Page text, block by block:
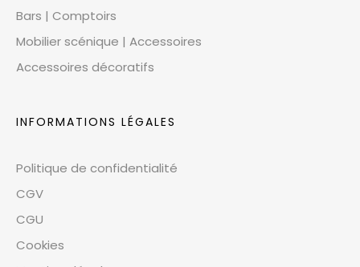
Bars | Comptoirs
Mobilier scénique | Accessoires
Accessoires décoratifs
INFORMATIONS LÉGALES
Politique de confidentialité
CGV
CGU
Cookies